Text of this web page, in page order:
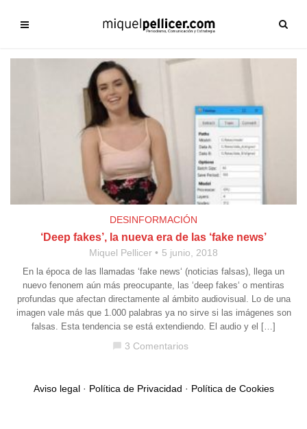
DESINFORMACIÓN
‘Deep fakes’, la nueva era de las ‘fake news’
Miquel Pellicer 5 junio, 2018
En la época de las llamadas ‘fake news‘ (noticias falsas), llega un
nuevo fenonem aún más preocupante, las ‘deep fakes‘ o mentiras
profundas que afectan directamente al ámbito audiovisual. Lo de una
imagen vale más que 1.000 palabras ya no sirve si las imágenes son
falsas. Esta tendencia se está extendiendo. El audio y el […]
chat_bubble 3 Comentarios
Aviso legal· Política de Privacidad · Política de Cookies